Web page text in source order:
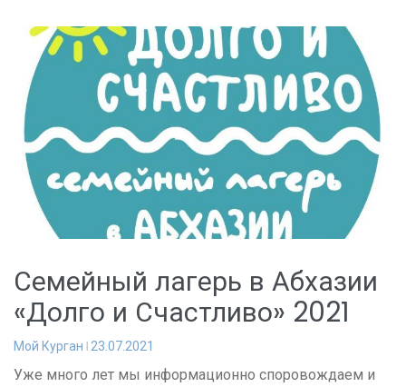
Семейный лагерь в Абхазии
«Долго и Счастливо» 2021
Мой Курган 23.07.2021
Уже много лет мы информационно споровождаем и